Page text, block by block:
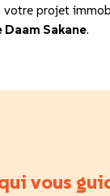
votre projet
Sakane.
vous